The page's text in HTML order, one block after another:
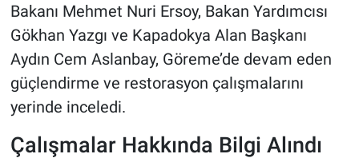
Bakanı Mehmet Nuri Ersoy, Bakan Yardımcısı
Gökhan Yazgı ve Kapadokya Alan Başkanı
Aydın Cem Aslanbay, Göreme’de devam eden
güçlendirme ve restorasyon çalışmalarını
yerinde inceledi.
Çalışmalar Hakkında Bilgi Alındı
Niğde
Aksaray
Kırşehir
Yerel